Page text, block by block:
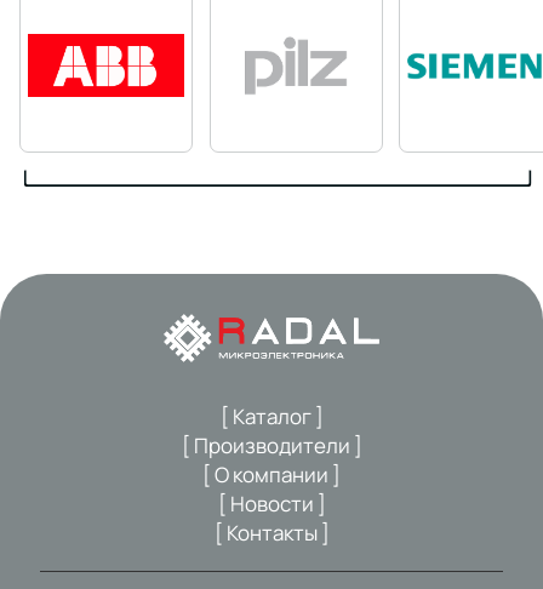
[ Каталог ]
[ Производители ]
[ О компании ]
[ Новости ]
[ Контакты ]